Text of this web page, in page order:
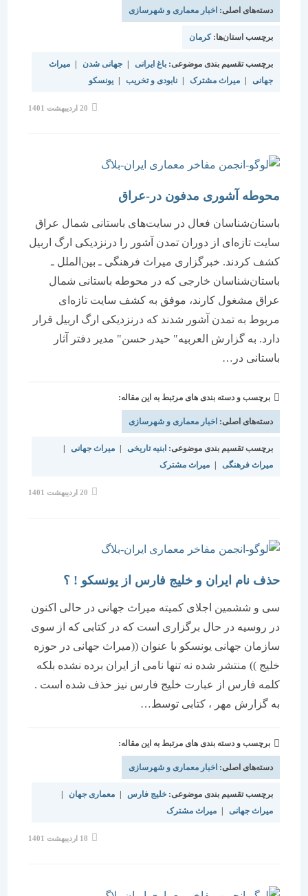
دسته‌های اصلی:اخبار معماری و شهرسازی
برچسب استان‌ها:کرمان
برچسب تقسیم بندی موضوعی:باغ ایرانی جهانی شدن | میراث
| میراث مشترک | نابودی و تخریب | یونسکو
محوطه آشوری مدفون در-عراق
باستان‌شناسان فعال در سایت‌های باستانی شمال عراق
سایت تازه‌ای از دوران تمدن آشور را درنزدیکی ارگ اربیل
کشف کردند. خبرگزاری میراث فرهنگی ـ بین‌الملل ـ
باستان‌شناسان خارجی که در محوطه باستانی شمال
عراق مشغول کارند، موفق به کشف سایت تازه‌ای
مربوط به تمدن آشور شدند که درنزدیکی ارگ اربیل قرار
دارد. به گزارش العربیه" حیدر حسن" مدیر دفتر آثار
باستانی در…
برچسب و دسته بندی های مرتبط به این مقاله:
دسته‌های اصلی:اخبار معماری و شهرسازی
برچسب تقسیم بندی موضوعی:ابنیه تاریخی | میراث جهانی
|
میراث فرهنگی | میراث مشترک
حذف نام ایران و خلیج فارس از یونسکو ! ؟
سی و ششمین اجلای کمیته میراث جهانی در حالی اکنون
در روسیه در حال برگزاری است که در کتابی که از سوی
سازمان جهانی یونسکو با عنوان ((میراث جهانی در حوزه
خلیج )) منتشر شده نه تنها نامی از ایران برده نشده بلکه
کلمه فارس از عبارت خلیج فارس نیز حذف شده است .
به گزارش مهر ، کتابی توسط…
برچسب و دسته بندی های مرتبط به این مقاله:
دسته‌های اصلی:اخبار معماری و شهرسازی
برچسب تقسیم بندی موضوعی:خلیج فارس | معماری جهان
|
میراث جهانی
| میراث مشترک